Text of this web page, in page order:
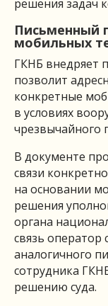
решения задач
Письменный
мобильных
ГКНБ внедряет
позволит
конкретные
в условиях
чрезвычайного
В документе
связи
на основании
решения
органа
связь оператор
аналогичного
сотрудника
решению суда.